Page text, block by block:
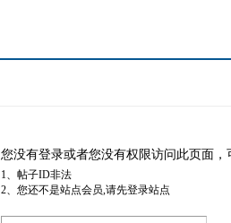
您没有登录或者您没有权限访问此页面
1、帖子ID非法
2、您还不是站点会员,请先登录站点